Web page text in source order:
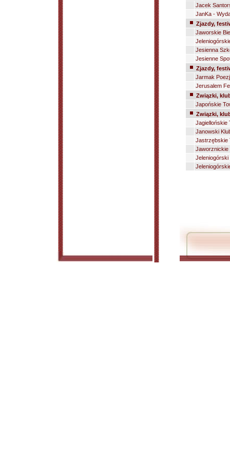
Jacek
JanKa -
Zjazdy,
Jaworskie
Jesienna
Jesienne
Zjazdy,
Jarmak
Jerusalem
Związki,
Japońskie
Związki,
Jagiellońskie
Janowski
Jastrzębskie
Jaworznickie
Jeleniogórski